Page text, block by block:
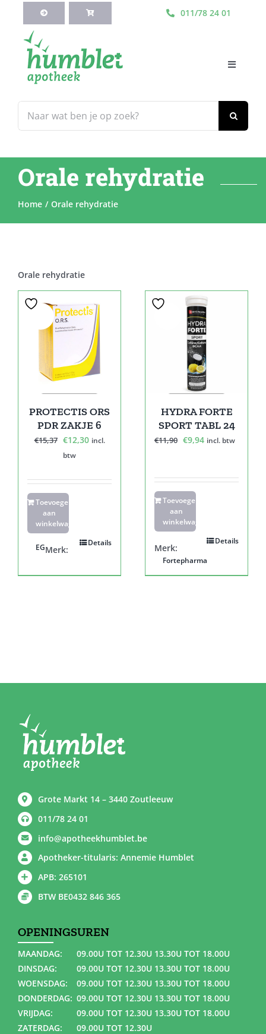
inhoud
011/78 24 01
naar:
Toggle
Webshop
Blog
Orale rehydratie
Home Orale rehydratie
Orale rehydratie
PROTECTIS ORS
PDR ZAKJE 6
€15,37 Oorspronkelijke
prijs
€15,37.
€12,30Huidige
€12,30.
incl.
btw
Toevoegen
aan
winkelwagen
Details
Merk:
EG
HYDRA FORTE
SPORT TABL 24
€11,90 Oorspronkelijke
€11,90.
€9,94Huidige
€9,94.
incl. btw
Toevoegen
aan
winkelwagen
Details
Merk:
Fortepharma
Grote Markt 14 – 3440 Zoutleeuw
011/78 24 01
info@apotheekhumblet.be
Apotheker-titularis: Annemie Humblet
APB: 265101
BTW BE0432 846 365
OPENINGSUREN
MAANDAG:
09.00U TOT 12.30U 13.30U TOT 18.00U
DINSDAG:
09.00U TOT 12.30U 13.30U TOT 18.00U
WOENSDAG:
09.00U TOT 12.30U 13.30U TOT 18.00U
DONDERDAG: 09.00U TOT 12.30U 13.30U TOT 18.00U
VRIJDAG:
09.00U TOT 12.30U 13.30U TOT 18.00U
ZATERDAG:
09.00U TOT 12.30U